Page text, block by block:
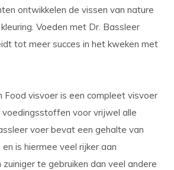
ontwikkelen de vissen van nature
Voeden met Dr. Bassleer
tot meer succes in het kweken met
Food visvoer is een compleet visvoer
voor vrijwel alle
voer bevat een gehalte van
is hiermee veel rijker aan
te gebruiken dan veel andere